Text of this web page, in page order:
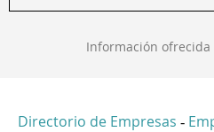
Información ofrecida
Directorio de Empresas -